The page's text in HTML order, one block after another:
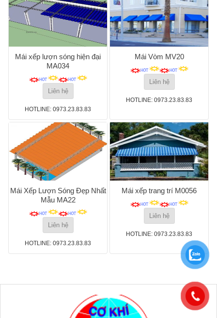
Mái xếp lượn sóng hiện đại
MA034
Liên hệ
HOTLINE: 0973.23.83.83
Mái Vòm MV20
Liên hệ
HOTLINE: 0973.23.83.83
Mái Xếp Lượn Sóng Đẹp Nhất
Mẫu MA22
Liên hệ
HOTLINE: 0973.23.83.83
Mái xếp trang trí M0056
Liên hệ
HOTLINE: 0973.23.83.83